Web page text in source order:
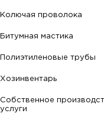
Колючая проволока
Битумная мастика
Полиэтиленовые трубы
Хозинвентарь
Собственное
услуги